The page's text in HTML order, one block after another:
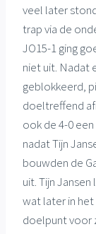
veel later
trap via de
JO15-1 ging
niet uit. Nadat
geblokkeerd,
doeltreffend
ook de 4-0
nadat Tijn
bouwden de
uit. Tijn
wat later in het
doelpunt voor